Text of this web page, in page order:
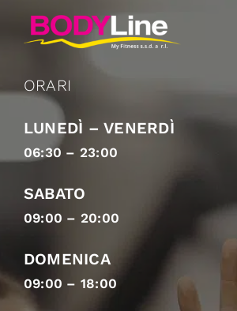
ORARI
LUNEDÌ – VENERDÌ
06:30 – 23:00
SABATO
09:00 – 20:00
DOMENICA
09:00 – 18:00